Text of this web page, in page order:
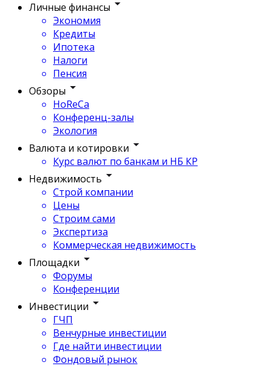
Личные финансы
Экономия
Кредиты
Ипотека
Налоги
Пенсия
Обзоры
HoReCa
Конференц-залы
Экология
Валюта и котировки
Курс валют по банкам и НБ КР
Недвижимость
Строй компании
Цены
Строим сами
Экспертиза
Коммерческая недвижимость
Площадки
Форумы
Конференции
Инвестиции
ГЧП
Венчурные инвестиции
Где найти инвестиции
Фондовый рынок